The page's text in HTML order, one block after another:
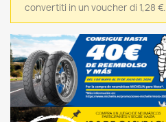
convertiti in un voucher di 1,28 €.